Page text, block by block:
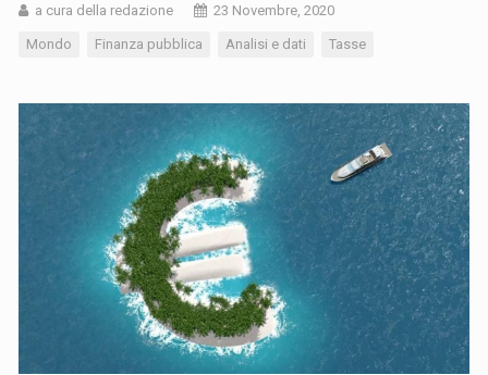
a cura della redazione 23 Novembre, 2020
Mondo Finanza pubblica Analisi e dati Tasse